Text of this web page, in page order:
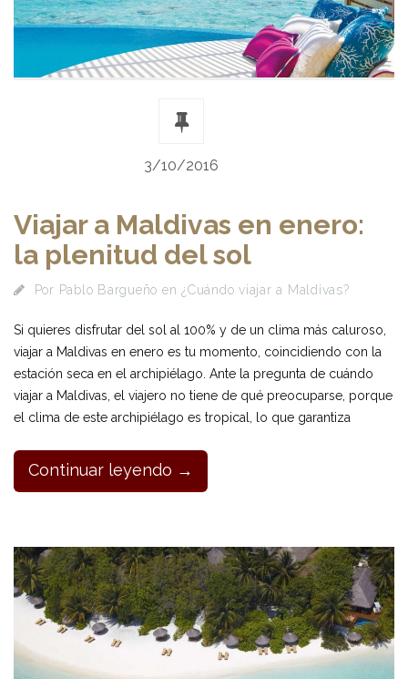
3/10/2016
Viajar a Maldivas en enero:
la plenitud del sol
Por Pablo Bargueño en ¿Cuándo viajar a Maldivas?
Si quieres disfrutar del sol al 100% y de un clima más caluroso,
viajar a Maldivas en enero es tu momento, coincidiendo con la
estación seca en el archipiélago. Ante la pregunta de cuándo
viajar a Maldivas, el viajero no tiene de qué preocuparse, porque
el clima de este archipiélago es tropical, lo que garantiza
Continuar leyendo →